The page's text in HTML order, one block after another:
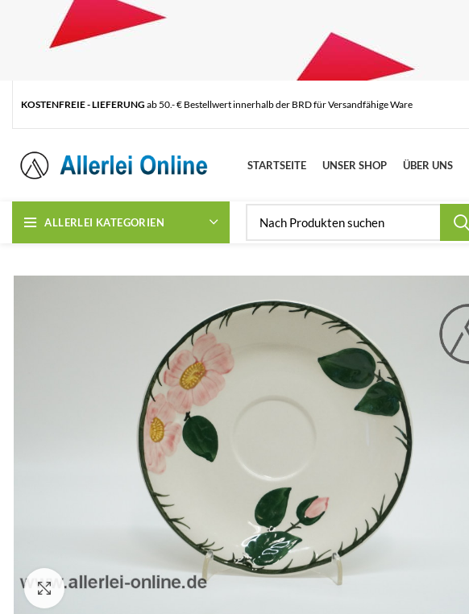
KOSTENFREIE - LIEFERUNG ab 50.- € Bestellwert innerhalb der BRD für Versandfähige Ware
STARTSEITE UNSER SHOP ÜBER UNS
ALLERLEI KATEGORIEN
Zum Vergrößern anklicken